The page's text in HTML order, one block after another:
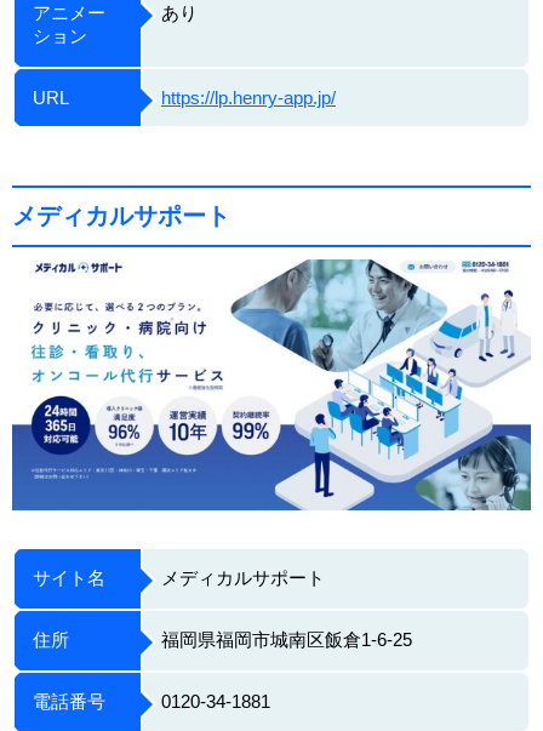
アニメー
ション
あり
URL https://lp.henry-app.jp/
メディカルサポート
サイト名 メディカルサポート
住所 福岡県福岡市城南区飯倉1-6-25
電話番号 0120-34-1881